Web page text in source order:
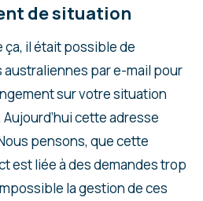
de situation
ça, il était possible de
par e-mail pour
sur votre situation
cette adresse
pensons, que cette
est liée à des demandes trop
la gestion de ces